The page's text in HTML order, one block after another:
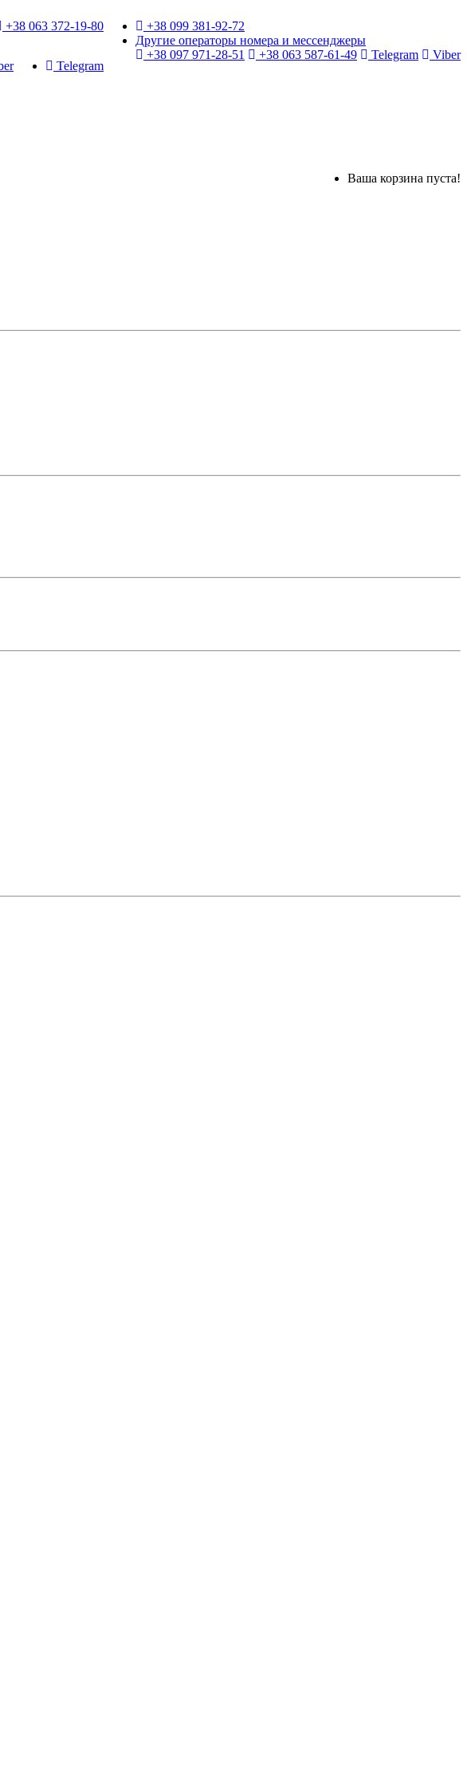
+38 099 381-92-72
Другие операторы номера и мессенджеры
+38 097 971-28-51
+38 063 587-61-49 Telegram Viber
+38 063 372-19-80
Telegram
Ваша корзина пуста!